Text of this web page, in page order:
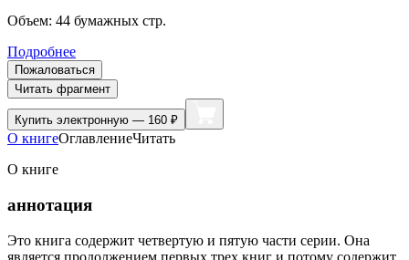
Объем: 44 бумажных стр.
Подробнее
Пожаловаться
Читать фрагмент
Купить электронную — 160 ₽
О книгеОглавлениеЧитать
О книге
аннотация
Это книга содержит четвертую и пятую части серии. Она
является продолжением первых трех книг и потому содержит